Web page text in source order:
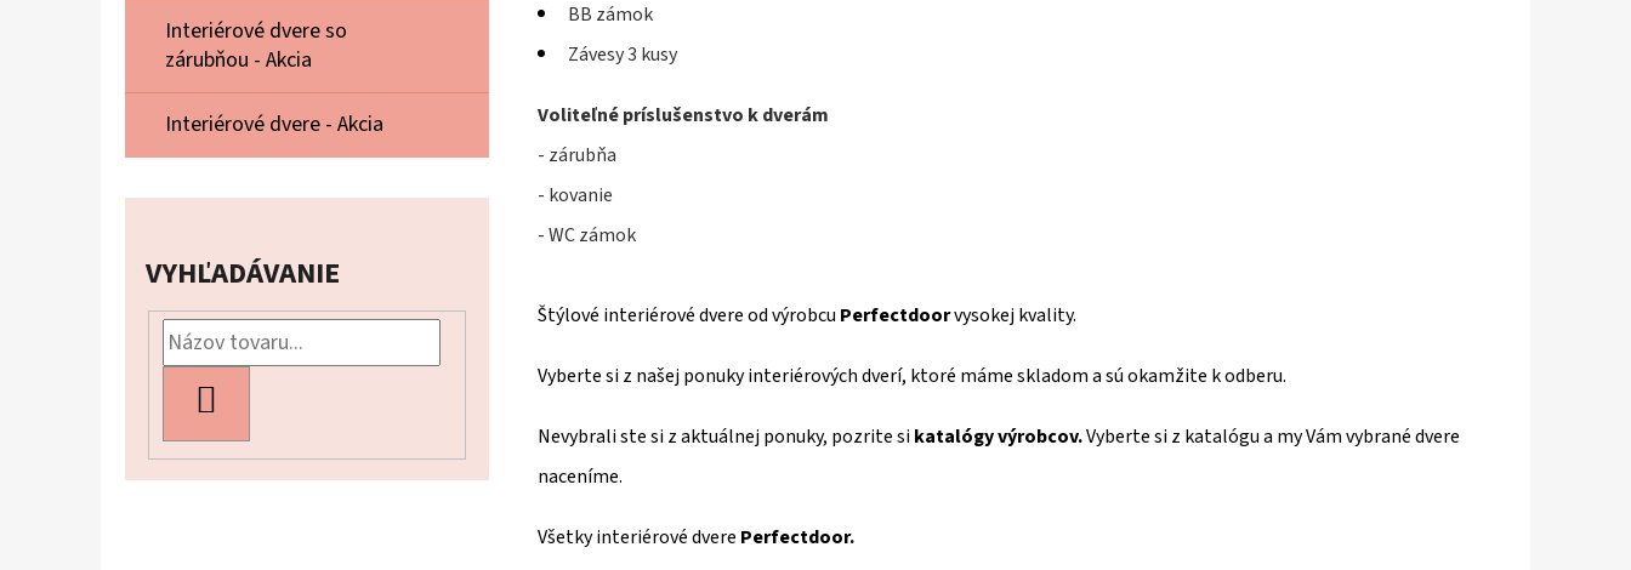
Interiérové dvere so
zárubňou - Akcia
Interiérové dvere - Akcia
VYHĽADÁVANIE
BB zámok
Závesy 3 kusy
Voliteľné príslušenstvo k dverám
- zárubňa
- kovanie
- WC zámok
Štýlové interiérové dvere od výrobcu Perfectdoorvysokej kvality.
Vyberte si z našej ponuky interiérových dverí, ktoré máme skladom a sú okamžite k odberu.
Nevybrali ste si z aktuálnej ponuky, pozrite sikatalógy výrobcov.Vyberte si z katalógu a my Vám vybrané dvere
naceníme.
Všetky interiérové dvere Perfectdoor.